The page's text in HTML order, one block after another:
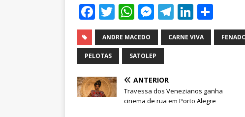
F
a
c
e
b
o
T
w
it
te
r
W
h
at
s
A
p
p
M
e
ss
e
n
g
e
T
el
e
m
Li
n
k
n
h
ar
ANDRE MACEDO CARNE VIVA
PELOTAS SATOLEP
ANTERIOR
Travessa dos Venezianos ganha
cinema de rua em Porto Alegre